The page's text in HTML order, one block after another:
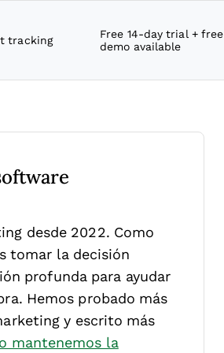
tracking
Free 14-day trial + free
demo available
desde 2022. Como
tomar la decisión
profunda para ayudar
Hemos probado más
y escrito más
mantenemos la